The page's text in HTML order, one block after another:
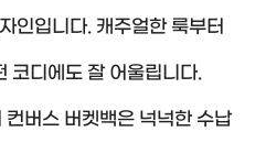
인입니다. 캐주얼한 룩부터
코디에도 잘 어울립니다.
버스 버켓백은 넉넉한 수납